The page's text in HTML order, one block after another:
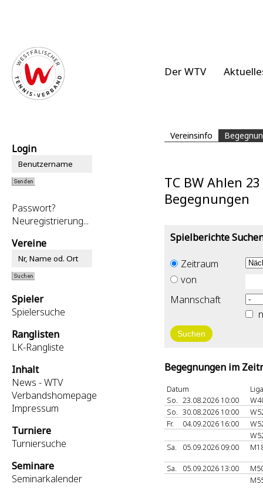
Der WTV
Vereinsinfo
Login
Passwort?
Neuregistrierung...
Vereine
Spieler
Spielersuche
Ranglisten
LK-Rangliste
Inhalt
News - WTV
Verbandshomepage
Impressum
Turniere
Turniersuche
Seminare
Seminarkalender
TC BW Ahlen 23
Begegnungen
Spielberichte
Zeitraum
von
Mannschaft
Begegnungen im
Datum
Liga
So. 23.08.2026 10:00
So. 30.08.2026 10:00
Fr.
04.09.2026 16:00
Sa.
05.09.2026 09:00
Sa.
05.09.2026 13:00